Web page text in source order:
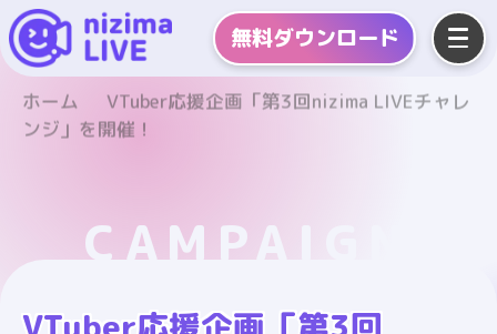
無料ダウンロード
ホーム
VTuber応援企画「第3回nizima LIVEチャレ
ンジ」を開催！
CAMPAIGN